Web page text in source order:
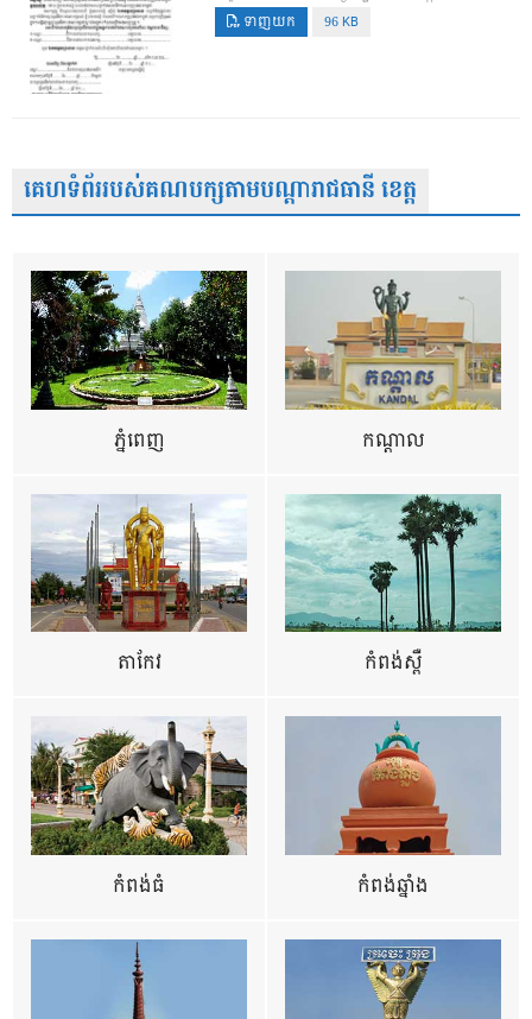
ទាញយក 96 KB
គេហទំព័ររបស់គណបក្សតាមបណ្តារាជធានី ខេត្ត
ភ្នំពេញ កណ្តាល
តាកែវ កំពង់ស្ពឺ
កំពង់ធំ កំពង់ឆ្នាំង